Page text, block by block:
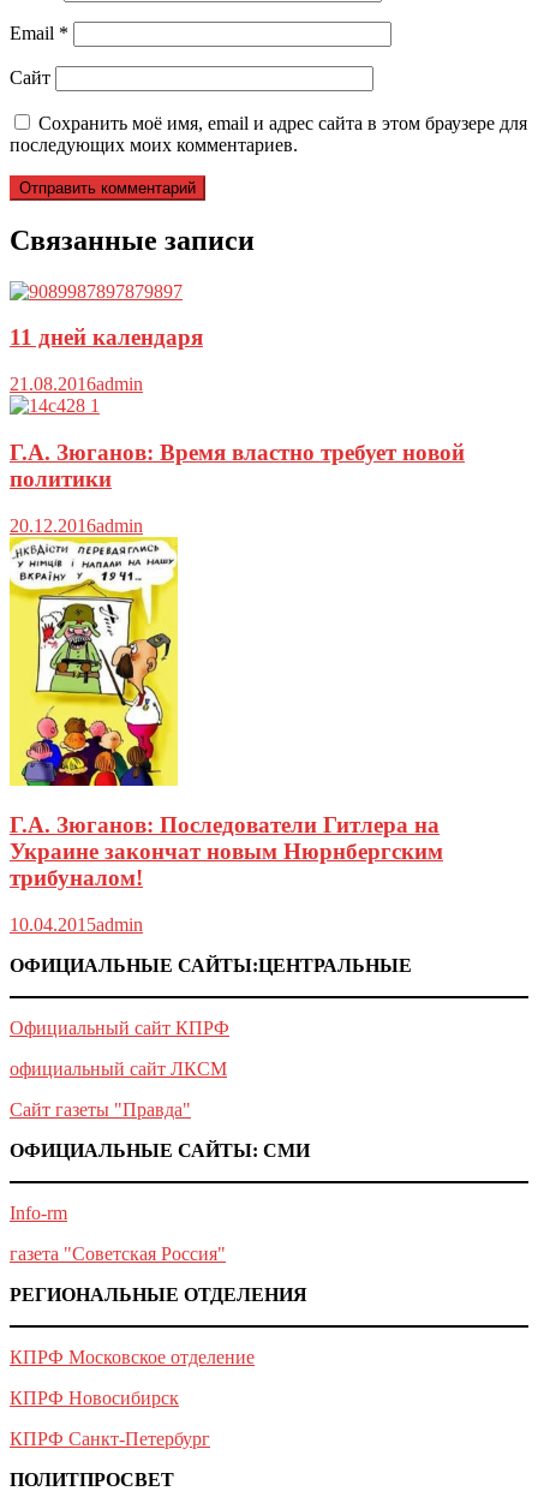
Email *
Сайт
Сохранить моё имя, email и адрес сайта в этом браузере для
последующих моих комментариев.
Связанные записи
11 дней календаря
21.08.2016admin
Г.А. Зюганов: Время властно требует новой
политики
20.12.2016admin
Г.А. Зюганов: Последователи Гитлера на
Украине закончат новым Нюрнбергским
трибуналом!
10.04.2015admin
ОФИЦИАЛЬНЫЕ САЙТЫ:ЦЕНТРАЛЬНЫЕ
Официальный сайт КПРФ
официальный сайт ЛКСМ
Сайт газеты "Правда"
ОФИЦИАЛЬНЫЕ САЙТЫ: СМИ
Info-rm
газета "Советская Россия"
РЕГИОНАЛЬНЫЕ ОТДЕЛЕНИЯ
КПРФ Московское отделение
КПРФ Новосибирск
КПРФ Санкт-Петербург
ПОЛИТПРОСВЕТ